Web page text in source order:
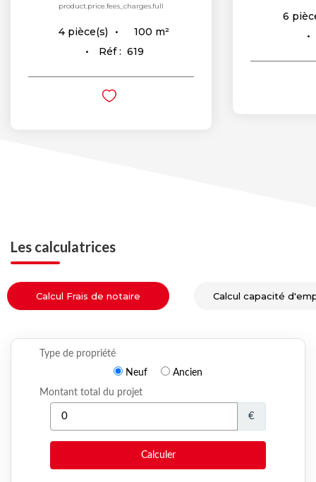
product.price.fees_charges.full
4 pièce(s) 100 m²
Réf : 619
6
Les calculatrices
Calcul Frais de notaire Calcul capacité